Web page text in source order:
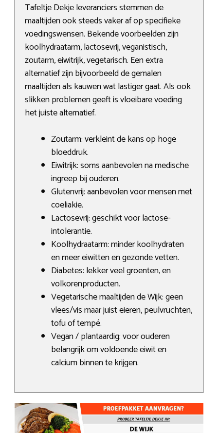
Tafeltje Dekje leveranciers stemmen de
maaltijden ook steeds vaker af op specifieke
voedingswensen. Bekende voorbeelden zijn
koolhydraatarm, lactosevrij, veganistisch,
zoutarm, eiwitrijk, vegetarisch. Een extra
alternatief zijn bijvoorbeeld de gemalen
maaltijden als kauwen wat lastiger gaat. Als ook
slikken problemen geeft is vloeibare voeding
het juiste alternatief.
Zoutarm: verkleint de kans op hoge
bloeddruk.
Eiwitrijk: soms aanbevolen na medische
ingreep bij ouderen.
Glutenvrij: aanbevolen voor mensen met
coeliakie.
Lactosevrij: geschikt voor lactose-
intolerantie.
Koolhydraatarm: minder koolhydraten
en meer eiwitten en gezonde vetten.
Diabetes: lekker veel groenten, en
volkorenproducten.
Vegetarische maaltijden de Wijk: geen
vlees/vis maar juist eieren, peulvruchten,
tofu of tempé.
Vegan / plantaardig: voor ouderen
belangrijk om voldoende eiwit en
calcium binnen te krijgen.